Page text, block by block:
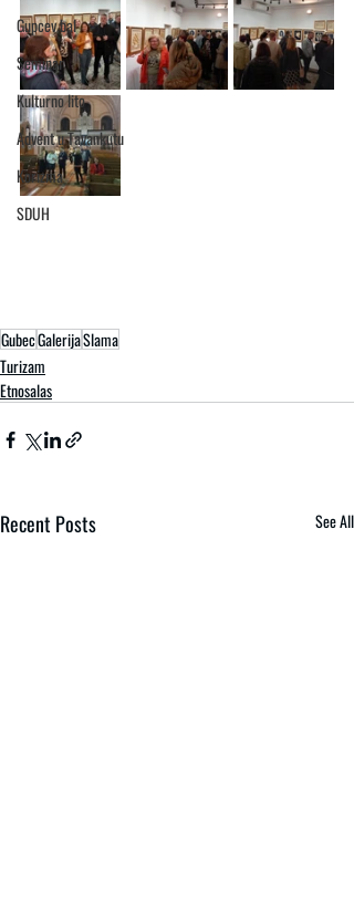
Gupcev bal
Seminar
Kulturno lito
Advent u Tavankutu
Korizma
SDUH
GubecGalerijaSlama
Turizam
Etnosalas
Recent Posts See All